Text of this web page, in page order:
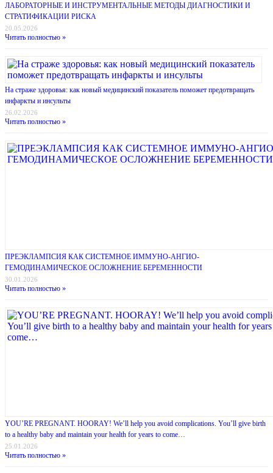
ЛАБОРАТОРНЫЕ И ИНСТРУМЕНТАЛЬНЫЕ МЕТОДЫ ДИАГНОСТИКИ И
СТРАТИФИКАЦИИ РИСКА
20.05.2026
Читать полностью »
На страже здоровья: как новый медицинский показатель поможет предотвращать
инфаркты и инсульты
26.02.2026
Читать полностью »
ПРЕЭКЛАМПСИЯ КАК СИСТЕМНОЕ ИММУНО-АНГИО-
ГЕМОДИНАМИЧЕСКОЕ ОСЛОЖНЕНИЕ БЕРЕМЕННОСТИ
30.01.2026
Читать полностью »
YOU’RE PREGNANT. HOORAY! We’ll help you avoid complications. You’ll give birth
to a healthy baby and maintain your health for years to come…
25.01.2026
Читать полностью »